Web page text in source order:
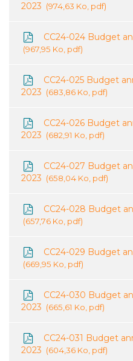
2023
974,63 Ko, pdf
CC24-024 Budget
967,95 Ko, pdf
CC24-025 Budget
2023
683,86 Ko, pdf
CC24-026 Budget
2023
682,91 Ko, pdf
CC24-027 Budget
2023
658,04 Ko, pdf
CC24-028 Budget
657,76 Ko, pdf
CC24-029 Budget
669,95 Ko, pdf
CC24-030 Budget
2023
665,61 Ko, pdf
CC24-031 Budget
2023
604,36 Ko, pdf